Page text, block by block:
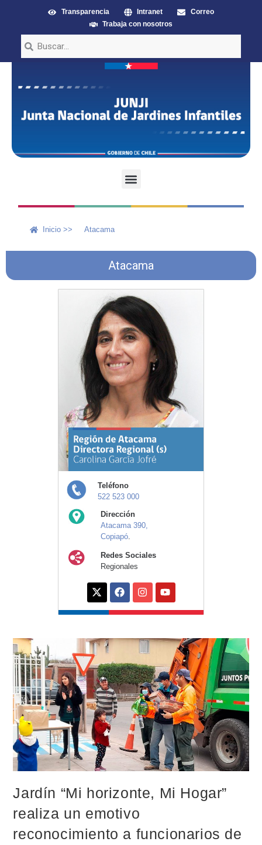
Transparencia Intranet
Correo
Trabaja con nosotros
Inicio >> Atacama
Atacama
Teléfono
522 523 000
Dirección
Atacama 390,
Copiapó
Redes Sociales
Regionales
Jardín “Mi horizonte, Mi Hogar”
realiza un emotivo
reconocimiento a funcionarios de